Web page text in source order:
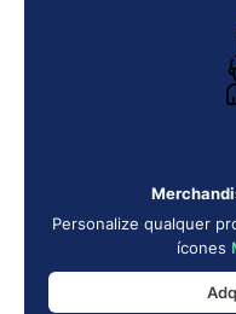
Personalize qualquer
ícones